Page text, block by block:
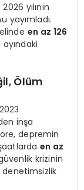
yılının
yayımladı.
en az 126
ayındaki
Ölüm
inşa
depremin
en az
krizinin
denetimsizlik